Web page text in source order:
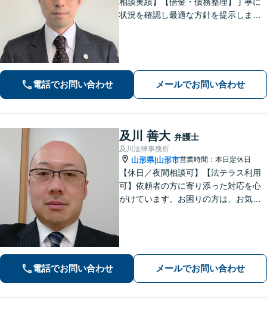
状況を確認し最適な方針を提示しま
電話でお問い合わせ メールでお問い合わせ
及川 善大 弁護士
及川法律事務所
山形県| 山形市営業時間：本日定休日
【休日／夜間相談可】【法テラス利用
可】依頼者の方に寄り添った対応を心
がけています。お困りの方は、お気軽
電話でお問い合わせ メールでお問い合わせ